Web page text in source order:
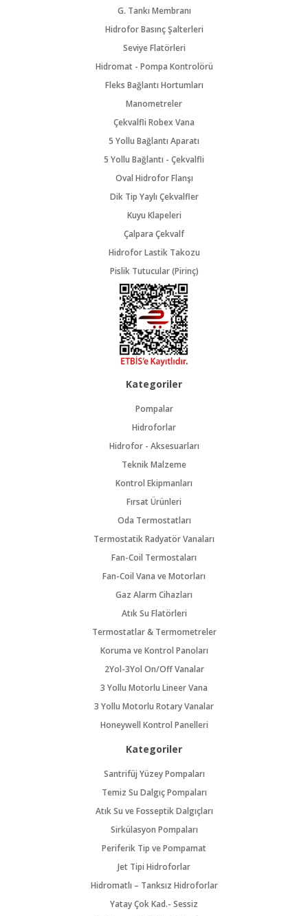
G. Tankı Membranı
Hidrofor Basınç Şalterleri
Seviye Flatörleri
Hidromat - Pompa Kontrolörü
Fleks Bağlantı Hortumları
Manometreler
Çekvalfli Robex Vana
5 Yollu Bağlantı Aparatı
5 Yollu Bağlantı - Çekvalfli
Oval Hidrofor Flanşı
Dik Tip Yaylı Çekvalfler
Kuyu Klapeleri
Çalpara Çekvalf
Hidrofor Lastik Takozu
Pislik Tutucular (Pirinç)
Kategoriler
Pompalar
Hidroforlar
Hidrofor - Aksesuarları
Teknik Malzeme
Kontrol Ekipmanları
Fırsat Ürünleri
Oda Termostatları
Termostatik Radyatör Vanaları
Fan-Coil Termostaları
Fan-Coil Vana ve Motorları
Gaz Alarm Cihazları
Atık Su Flatörleri
Termostatlar & Termometreler
Koruma ve Kontrol Panoları
2Yol-3Yol On/Off Vanalar
3 Yollu Motorlu Lineer Vana
3 Yollu Motorlu Rotary Vanalar
Honeywell Kontrol Panelleri
Kategoriler
Santrifüj Yüzey Pompaları
Temiz Su Dalgıç Pompaları
Atık Su ve Fosseptik Dalgıçları
Sirkülasyon Pompaları
Periferik Tip ve Pompamat
Jet Tipi Hidroforlar
Hidromatlı – Tanksız Hidroforlar
Yatay Çok Kad.- Sessiz